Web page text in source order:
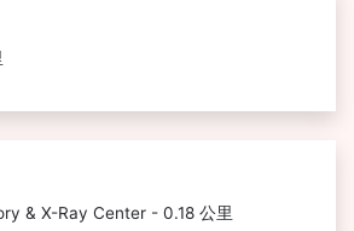
& X-Ray Center - 0.18 公里